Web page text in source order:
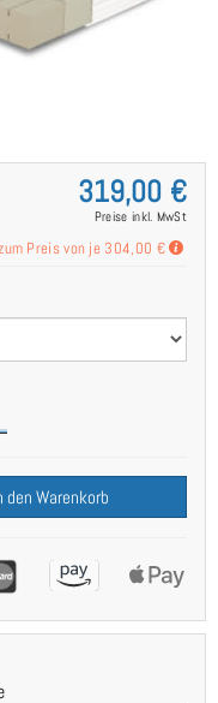
319,00 €
Preise inkl. MwSt
Preis von je 304,00 €
den Warenkorb